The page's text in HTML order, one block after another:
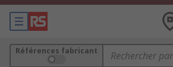
Références fabricant